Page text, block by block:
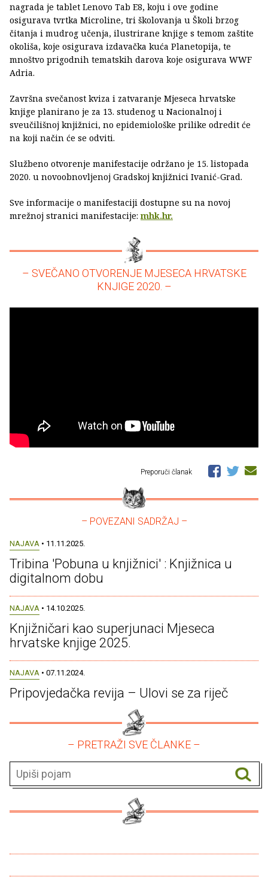
nagrada je tablet Lenovo Tab E8, koju i ove godine
osigurava tvrtka Microline, tri školovanja u Školi brzog
čitanja i mudrog učenja, ilustrirane knjige s temom zaštite
okoliša, koje osigurava izdavačka kuća Planetopija, te
mnoštvo prigodnih tematskih darova koje osigurava WWF
Adria.
Završna svečanost kviza i zatvaranje Mjeseca hrvatske
knjige planirano je za 13. studenog u Nacionalnoj i
sveučilišnoj knjižnici, no epidemiološke prilike odredit će
na koji način će se odviti.
Službeno otvorenje manifestacije održano je 15. listopada
2020. u novoobnovljenoj Gradskoj knjižnici Ivanić-Grad.
Sve informacije o manifestaciji dostupne su na novoj
mrežnoj stranici manifestacije: mhk.hr.
– SVEČANO OTVORENJE MJESECA HRVATSKE
KNJIGE 2020. –
Preporuči članak
– POVEZANI SADRŽAJ –
NAJAVA • 11.11.2025.
Tribina 'Pobuna u knjižnici' : Knjižnica u
digitalnom dobu
NAJAVA • 14.10.2025.
Knjižničari kao superjunaci Mjeseca
hrvatske knjige 2025.
NAJAVA • 07.11.2024.
Pripovjedačka revija – Ulovi se za riječ
– PRETRAŽI SVE ČLANKE –